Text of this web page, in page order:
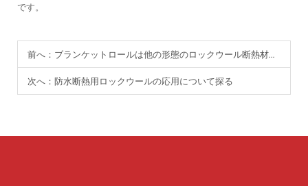
です。
前へ： ブランケットロールは他の形態のロックウール断熱材と比べてどうですか？
次へ： 防水断熱用ロックウールの応用について探る